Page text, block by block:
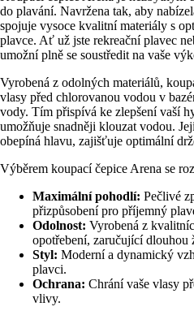
do plavání. Navržena tak, aby
spojuje vysoce kvalitní materiály s
plavce. Ať už jste rekreační plavec
umožní plně se soustředit na vaše
Vyrobená z odolných materiálů,
vlasy před chlorovanou vodou v
vody. Tím přispívá ke zlepšení vaší
umožňuje snadněji klouzat vodou.
obepíná hlavu, zajišťuje optimální
Výběrem koupací čepice Arena se
Maximální pohodlí: Pečlivé
přizpůsobení pro příjemný
Odolnost: Vyrobená z
opotřebení, zaručující dlouhou
Styl: Moderní a dynamický
plavci.
Ochrana: Chrání vaše vlasy
vlivy.